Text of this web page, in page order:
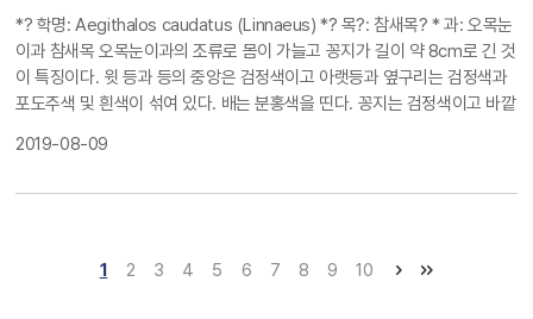
*? 학명: Aegithalos caudatus (Linnaeus) *? 목?: 참새목? * 과: 오목눈
이과 참새목 오목눈이과의 조류로 몸이 가늘고 꽁지가 길이 약 8cm로 긴 것
이 특징이다. 윗 등과 등의 중앙은 검정색이고 아랫등과 옆구리는 검정색과
포도주색 및 흰색이 섞여 있다. 배는 분홍색을 띤다. 꽁지는 검정색이고 바깥
눈이는 양쪽 눈 위에 2개의 넓은 검정색 줄이 있다. 제주오목눈이는 몸이 작
로 나무 위에서 살면서 나무꼭대기에서 무리를 짓거나 관목 숲이나 작은 나
2019-08-09
1 2 3 4 5 6 7 8 9 10